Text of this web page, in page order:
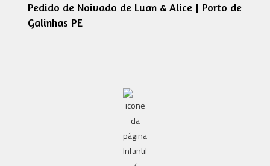
Pedido de Noivado de Luan & Alice | Porto de
Galinhas PE